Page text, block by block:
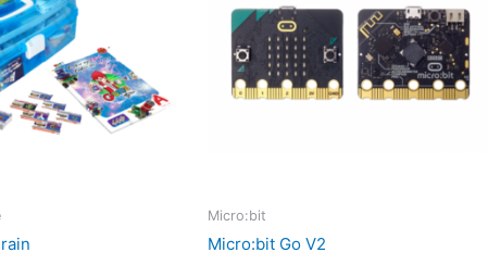
Micro:bit
Micro:bit Go V2